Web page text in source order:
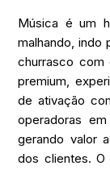
Música é um
malhando, indo
churrasco com
premium,
de ativação
operadoras
gerando valor
dos clientes. O